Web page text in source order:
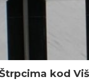
kod